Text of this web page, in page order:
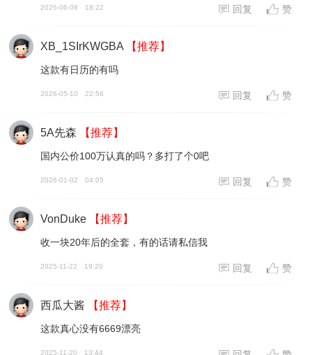
2026-06-09 18:22 回复 赞
XB_1SIrKWGBA 【推荐】
这款有日历的有吗
2026-05-10 22:56 回复 赞
5A先森 【推荐】
国内公价100万认真的吗？多打了个0吧
2026-01-02 04:05 回复 赞
VonDuke 【推荐】
收一块20年后的全套，有的话请私信我
2025-11-22 19:20 回复 赞
西瓜大酱 【推荐】
这款真心没有6669漂亮
2025-11-20 13:44